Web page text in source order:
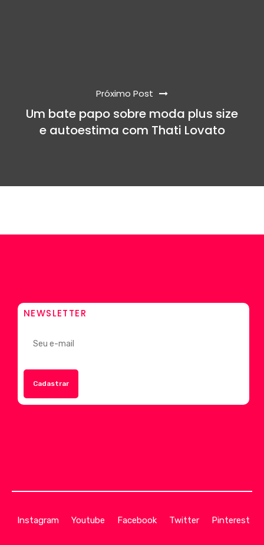
Próximo Post
Um bate papo sobre moda plus size
e autoestima com Thati Lovato
NEWSLETTER
Instagram Youtube Facebook Twitter Pinterest